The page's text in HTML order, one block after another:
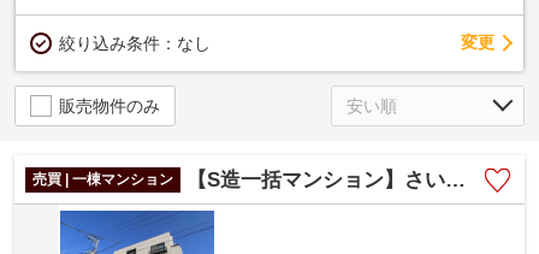
絞り込み条件： なし 変更
販売物件のみ
売買 | 一棟マンション 【S造一括マンション】さいたま市南区鹿手袋４丁目